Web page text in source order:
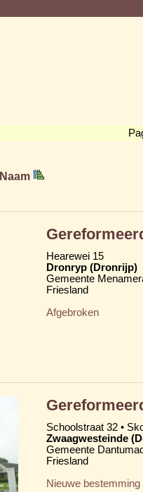
Naam
Hearewei 15
Dronryp (Dronrijp)
Gemeente
Friesland
Afgebroken
Schoolstraat 32 •
Zwaagwesteinde
Gemeente
Friesland
Nieuwe bestemming